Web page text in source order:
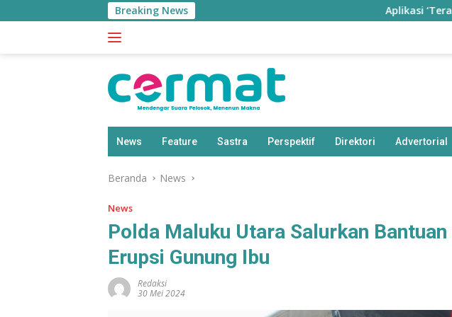
ke
Breaking News Aplikasi ‘Teras
News Feature Sastra Perspektif Direktori Advertorial
Beranda News
News
Polda Maluku Utara Salurkan
Erupsi Gunung Ibu
Redaksi
30 Mei 2024